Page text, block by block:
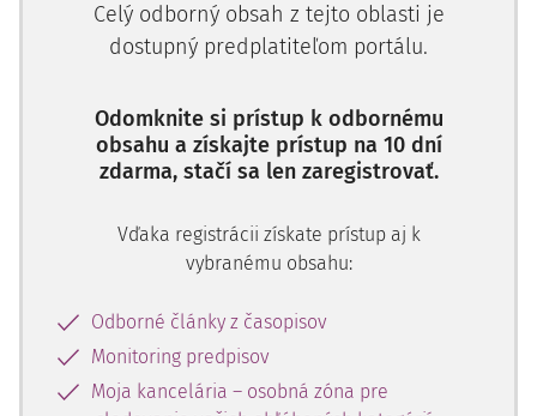
Celý odborný obsah z tejto oblasti je
dostupný predplatiteľom portálu.
Odomknite si prístup k odbornému
obsahu a získajte prístup na 10 dní
zdarma, stačí sa len zaregistrovať.
Vďaka registrácii získate prístup aj k
vybranému obsahu:
Odborné články z časopisov
Monitoring predpisov
Moja kancelária – osobná zóna pre